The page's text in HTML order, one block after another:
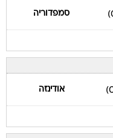
סמפדוריה
אודינזה